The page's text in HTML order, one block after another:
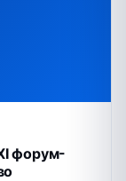
форум-